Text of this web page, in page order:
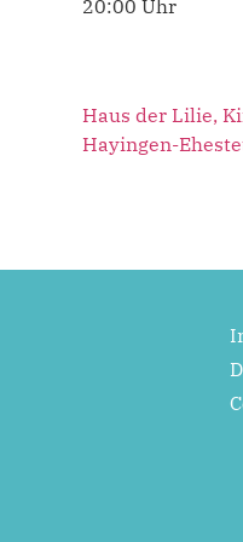
20:00 Uhr
Haus der Lilie,
Hayingen-